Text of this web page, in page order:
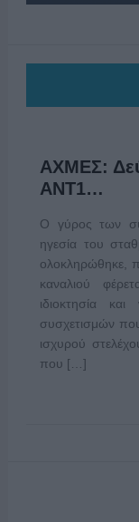
ΑΧΜΕΣ:
ΑΝΤ1…
Ο γύρος των
ηγεσία του
ολοκληρώθηκε,
καναλιού
ιδιοκτησία
συσχετισμών
ισχυρού
που […]